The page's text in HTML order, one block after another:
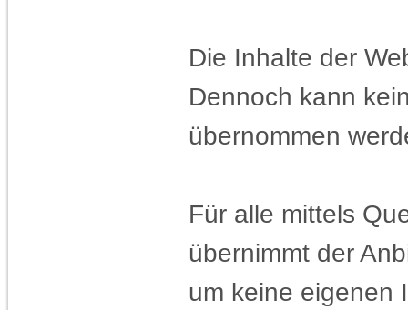
Die Inhalte der
Dennoch kann
übernommen
Für alle mittels
übernimmt der
um keine eigenen